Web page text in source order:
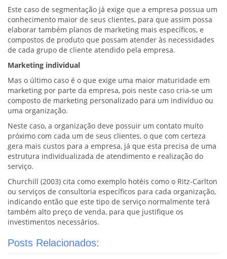
Este caso de segmentação já exige que a empresa possua um
conhecimento maior de seus clientes, para que assim possa
elaborar também planos de marketing mais específicos, e
compostos de produto que possam atender às necessidades
de cada grupo de cliente atendido pela empresa.
Marketing individual
Mas o último caso é o que exige uma maior maturidade em
marketing por parte da empresa, pois neste caso cria-se um
composto de marketing personalizado para um indivíduo ou
uma organização.
Neste caso, a organização deve possuir um contato muito
próximo com cada um de seus clientes, o que com certeza
gera mais custos para a empresa, já que esta precisa de uma
estrutura individualizada de atendimento e realização do
serviço.
Churchill (2003) cita como exemplo hotéis como o Ritz-Carlton
ou serviços de consultoria específicos para cada organização,
indicando então que este tipo de serviço normalmente terá
também alto preço de venda, para que justifique os
investimentos necessários.
Posts Relacionados: